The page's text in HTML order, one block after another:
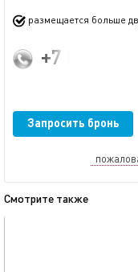
размещается больше
+7 (905)
Запросить бронь
Смотрите также